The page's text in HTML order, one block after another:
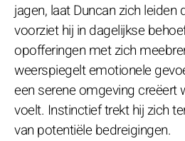
jagen, laat Duncan zich leiden
voorziet hij in dagelijkse
opofferingen met zich
weerspiegelt emotionele
een serene omgeving creëert
voelt. Instinctief trekt hij zich
van potentiële bedreigingen.